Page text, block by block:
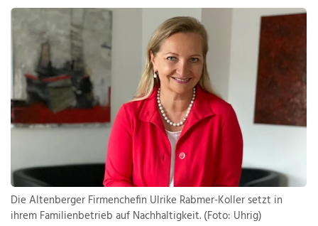
Die Altenberger Firmenchefin Ulrike Rabmer-Koller setzt in
ihrem Familienbetrieb auf Nachhaltigkeit. (Foto: Uhrig)